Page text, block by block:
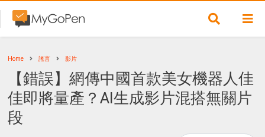
Home 謠言 影片
【錯誤】網傳中國首款美女機器人佳
佳即將量產？AI生成影片混搭無關片
段